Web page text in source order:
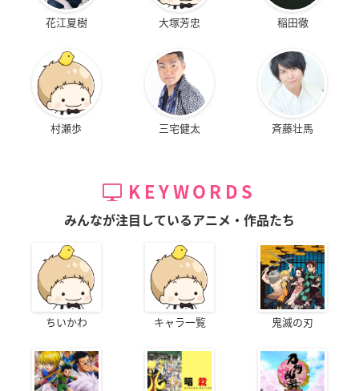
花江夏樹 大塚芳忠 稲田徹
村瀬歩 三宅健太 斉藤壮馬
KEYWORDS
みんなが注目しているアニメ・作品たち
ちいかわ キャラ一覧 鬼滅の刃